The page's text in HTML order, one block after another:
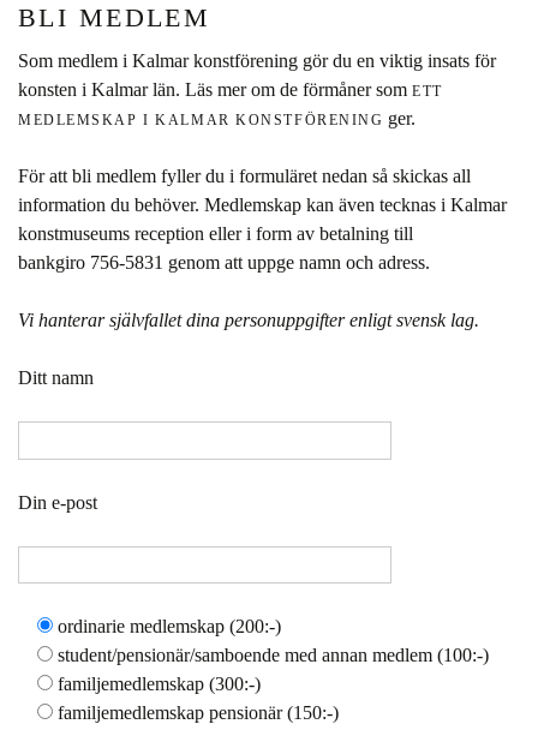
BLI MEDLEM
Som medlem i Kalmar konstförening gör du en viktig insats för
konsten i Kalmar län. Läs mer om de förmåner som ETT
MEDLEMSKAP I KALMAR KONSTFÖRENING ger.
För att bli medlem fyller du i formuläret nedan så skickas all
information du behöver. Medlemskap kan även tecknas i Kalmar
konstmuseums reception eller i form av betalning till
bankgiro 756-5831 genom att uppge namn och adress.
Vi hanterar självfallet dina personuppgifter enligt svensk lag.
Ditt namn
Din e-post
ordinarie medlemskap (200:-)
student/pensionär/samboende med annan medlem (100:-)
familjemedlemskap (300:-)
familjemedlemskap pensionär (150:-)